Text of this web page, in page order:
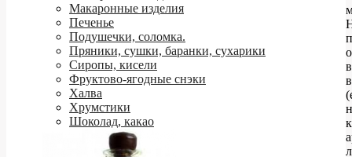
Макаронные изделия
Печенье
Подушечки, соломка.
Пряники, сушки, баранки, сухарики
Сиропы, кисели
Фруктово-ягодные снэки
Халва
Хрумстики
Шоколад, какао